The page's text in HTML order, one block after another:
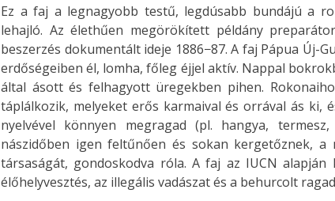
Ez a faj a legnagyobb testű, legdúsabb bundájú a
lehajló. Az élethűen megörökített példány
beszerzés dokumentált ideje 1886−87. A faj Pápua Új-
erdőségeiben él, lomha, főleg éjjel aktív. Nappal
által ásott és felhagyott üregekben pihen.
táplálkozik, melyeket erős karmaival és orrával ás ki,
nyelvével könnyen megragad (pl. hangya,
nászidőben igen feltűnően és sokan kergetőznek,
társaságát, gondoskodva róla. A faj az IUCN alapján
élőhelyvesztés, az illegális vadászat és a behurcolt